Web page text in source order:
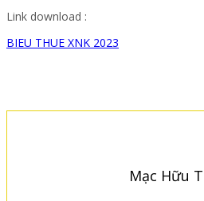
Link download :
BIEU THUE XNK 2023
Mạc Hữu